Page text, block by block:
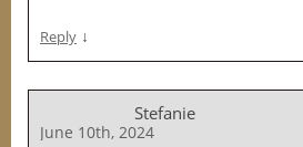
Reply ↓
Stefanie
June 10th, 2024